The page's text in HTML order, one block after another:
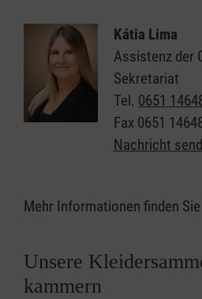
Gewissen können Sie Ihre
auf dem Altkleidercontainer
zu sehen ist, das eine faire
überprüfte,karitative
Mittelverwendunggarantiert.
Mit den Erlösen aus dem
und humanitären Projekte, die
wichtige Säule der
ehrenamtlich geprägten Arbeit.
Kátia Lima
Assistenz der
Sekretariat
Tel. 0651
Fax 0651
Nachricht
Mehr Informationen finden Sie
Unsere
kammern